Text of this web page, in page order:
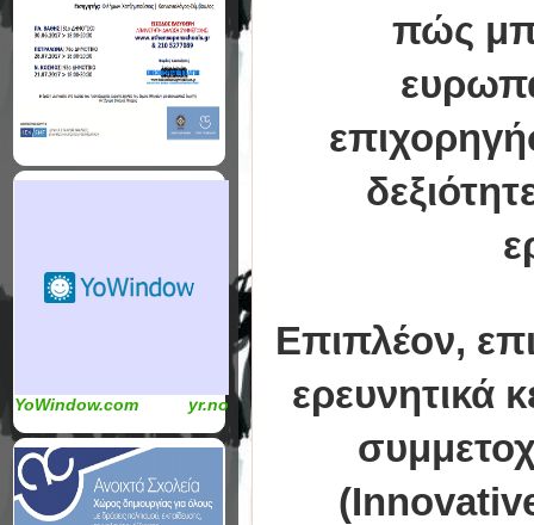
πώς
Επιπλέον,
ερευνητικά
YoWindow.com yr.no